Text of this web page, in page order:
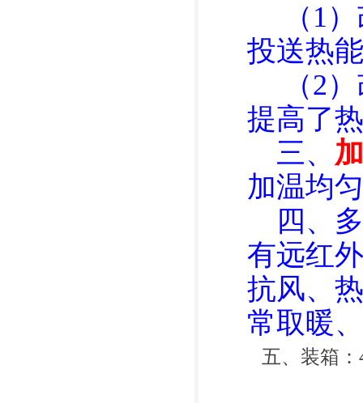
（1）
投送热
（2）
提高了
三、
加温均
四、多
有远红
抗风、
常取暖
五、装箱：